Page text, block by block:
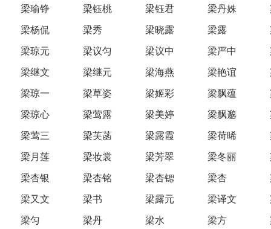
梁瑜铮 梁钰桃 梁钰君 梁丹姝
梁杨侃 梁秀 梁晓露 梁露
梁琼元 梁议匀 梁议中 梁严中
梁继文 梁继元 梁海燕 梁艳谊
梁琼一 梁草姿 梁姬彩 梁飘蕴
梁琼心 梁莺露 梁美婷 梁飘邈
梁莺三 梁芙菡 梁露霞 梁荷晞
梁月莲 梁妆裳 梁芳翠 梁冬丽
梁杏银 梁杏铭 梁杏锶 梁杏
梁又文 梁书 梁露元 梁译文
梁匀 梁丹 梁水 梁方